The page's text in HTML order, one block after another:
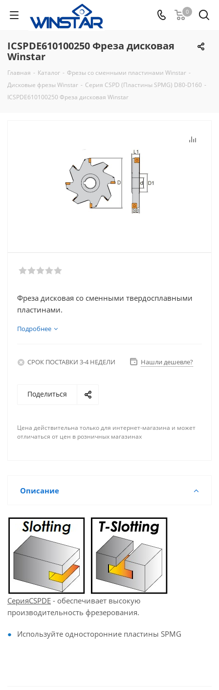
0
ICSPDE610100250 Фреза дисковая
Winstar
Главная - Каталог - Фрезы со сменными пластинами Winstar -
Дисковые фрезы Winstar - Серия CSPD (Пластины SPMG) D80-D160 -
ICSPDE610100250 Фреза дисковая Winstar
Фреза дисковая со сменными твердосплавными
пластинами.
Подробнее
СРОК ПОСТАВКИ 3-4 НЕДЕЛИ Нашли дешевле?
Поделиться
Цена действительна только для интернет-магазина и может
отличаться от цен в розничных магазинах
Описание
СерияCSPDE - обеспечивает высокую
производительность фрезерования.
Используйте односторонние пластины SPMG